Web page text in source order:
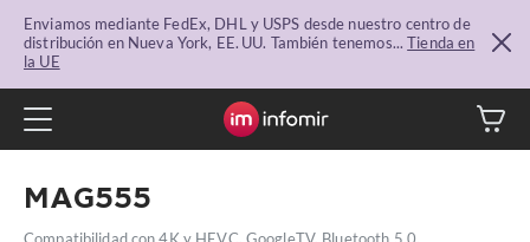
Enviamos mediante FedEx, DHL y USPS desde nuestro centro de
distribución en Nueva York, EE. UU. También tenemos...Tienda en
la UE
MAG555